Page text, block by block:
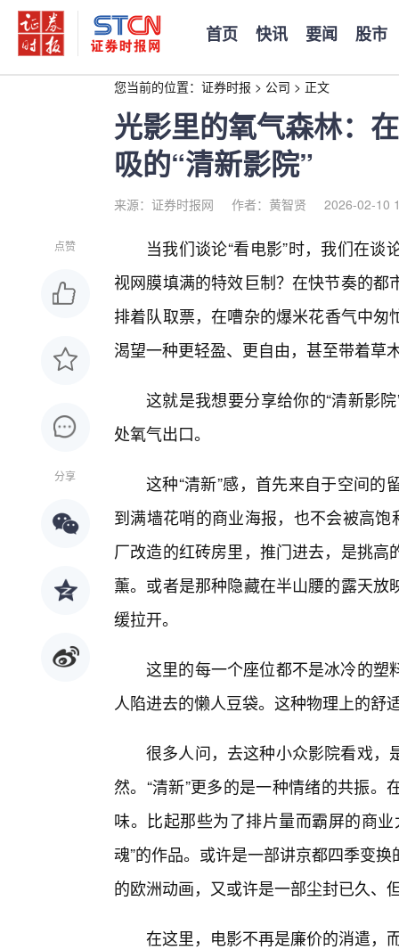
首页 快讯 要闻 股市
您当前的位置： 证券时报 > 公司 > 正文
光影里的氧气森林：
吸的“清新影院”
来源：证券时报网 作者：黄智贤 2026-02-10
点赞
分享
当我们谈论“看电影”时，我们在
视网膜填满的特效巨制？在快节奏的
排着队取票，在嘈杂的爆米花香气中
渴望一种更轻盈、更自由，甚至带着草
这就是我想要分享给你的“清新影
处氧气出口。
这种“清新”感，首先来自于空间
到满墙花哨的商业海报，也不会被高
厂改造的红砖房里，推门进去，是挑
薰。或者是那种隐藏在半山腰的露天
缓拉开。
这里的每一个座位都不是冰冷的塑
人陷进去的懒人豆袋。这种物理上的舒
很多人问，去这种小众影院看戏，
然。“清新”更多的是一种情绪的共振
味。比起那些为了排片量而霸屏的商
魂”的作品。或许是一部讲京都四季变
的欧洲动画，又或许是一部尘封已久、
在这里，电影不再是廉价的消遣，